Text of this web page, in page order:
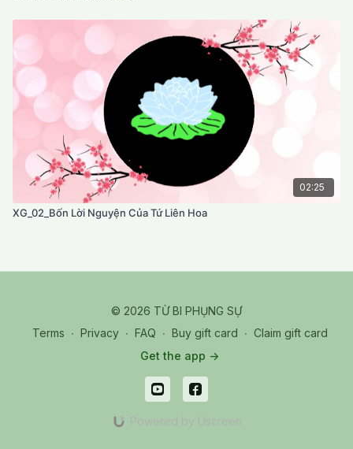
02:25
XG_02_Bốn Lời Nguyện Của Tứ Liên Hoa
© 2026 TỪ BI PHỤNG SỰ
Terms ∙ Privacy ∙ FAQ ∙ Buy gift card ∙ Claim gift card
Get the app ->
Powered by Uscreen